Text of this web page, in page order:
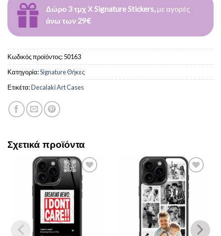
Δώρο 3 τμχ Χ Signature Stickers,με αγορές
άνω των 29€
Κωδικός προϊόντος:50163
Κατηγορία:Signature Θήκες
Ετικέτα:Decalaki Art Cases
Σχετικά προϊόντα
Add to
Wishlist
Add to
Wishlist